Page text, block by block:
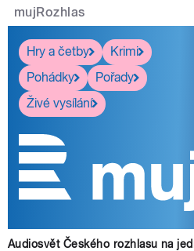
mujRozhlas
Hry a četby
Krimi
Pohádky
Pořady
Živé vysílání
Audiosvět Českého rozhlasu na